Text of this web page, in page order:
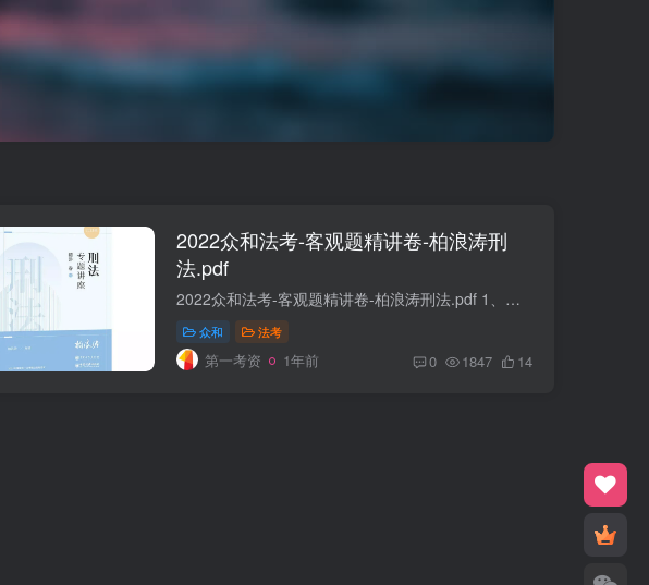
2022众和法考-客观题精讲卷-柏浪涛刑
法.pdf
2022众和法考-客观题精讲卷-柏浪涛刑法.pdf 1、本品为虚拟产品，不支持七天无理由退货！2、本品为pdf格式的电子书，清晰，适合电脑手机阅读，或者打印后阅读，不支持编辑。3、关于水印：统一回...
众和 法考
第一考资 1年前 0 1847 14